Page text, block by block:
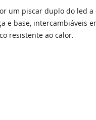
um piscar duplo do led a
e base, intercambiáveis
resistente ao calor.